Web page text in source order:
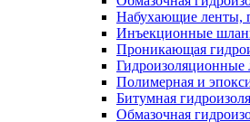
Набухающие ленты,
Инъекционные
Проникающая
Полимерная и
Битумная
Обмазочная